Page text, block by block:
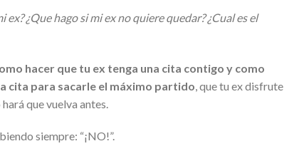
ex? ¿Que hago si mi ex no quiere quedar? ¿Cual es el
hacer que tu ex tenga una cita contigo y como
cita para sacarle el máximo partido , que tu ex disfrute
que vuelva antes.
siempre: “¡NO!”.